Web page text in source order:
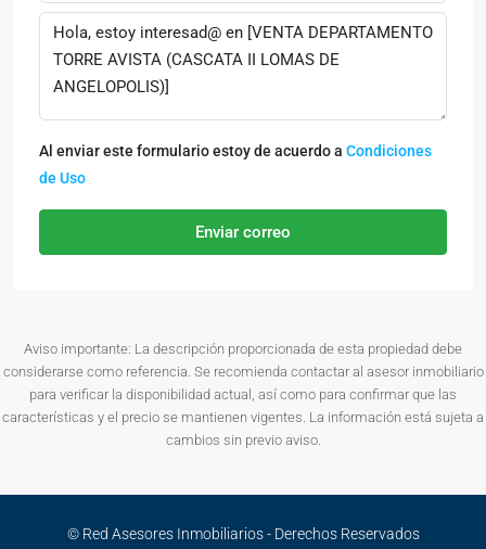
Al enviar este formulario estoy de acuerdo a Condiciones
de Uso
Enviar correo
Aviso importante: La descripción proporcionada de esta propiedad debe
considerarse como referencia. Se recomienda contactar al asesor inmobiliario
para verificar la disponibilidad actual, así como para confirmar que las
características y el precio se mantienen vigentes. La información está sujeta a
cambios sin previo aviso.
© Red Asesores Inmobiliarios - Derechos Reservados